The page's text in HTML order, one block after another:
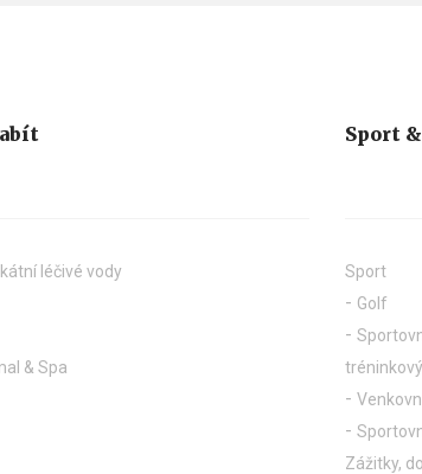
léčivé vody
& Spa
Sport
Sport
Golf
Zážitky,